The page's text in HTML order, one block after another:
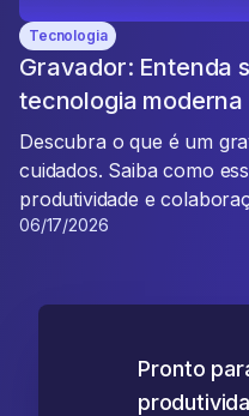
Tecnologia
Gravador: Entenda
tecnologia moderna
Descubra o que é um
cuidados. Saiba como
produtividade e
06/17/2026
Pronto